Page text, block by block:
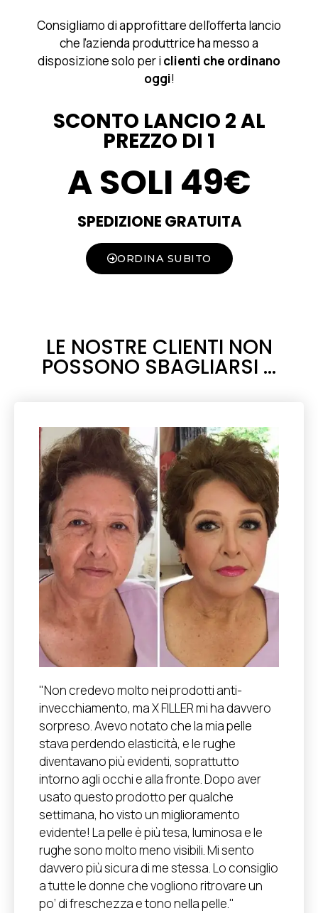
Consigliamo di approfittare dell’offerta lancio
che l’azienda produttrice ha messo a
disposizione solo per i clienti che ordinano
oggi!
SCONTO LANCIO 2 AL
PREZZO DI 1
A SOLI 49€
SPEDIZIONE GRATUITA
ORDINA SUBITO
LE NOSTRE CLIENTI NON
POSSONO SBAGLIARSI ...
"Non credevo molto nei prodotti anti-
invecchiamento, ma X FILLER mi ha davvero
sorpreso. Avevo notato che la mia pelle
stava perdendo elasticità, e le rughe
diventavano più evidenti, soprattutto
intorno agli occhi e alla fronte. Dopo aver
usato questo prodotto per qualche
settimana, ho visto un miglioramento
evidente! La pelle è più tesa, luminosa e le
rughe sono molto meno visibili. Mi sento
davvero più sicura di me stessa. Lo consiglio
a tutte le donne che vogliono ritrovare un
po’ di freschezza e tono nella pelle."